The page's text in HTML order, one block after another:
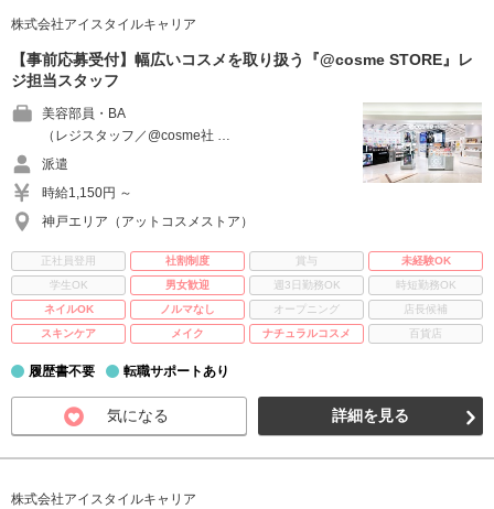
株式会社アイスタイルキャリア
【事前応募受付】幅広いコスメを取り扱う『@cosme STORE』レ
ジ担当スタッフ
美容部員・BA
（レジスタッフ／@cosme社 …
派遣
時給1,150円 ～
神戸エリア（アットコスメストア）
正社員登用 社割制度 賞与
未経験OK
学生OK
男女歓迎 週3日勤務OK
時短勤務OK
ネイルOK
ノルマなし オープニング
店長候補
スキンケア
メイク ナチュラルコスメ 百貨店
履歴書不要 転職サポートあり
気になる 詳細を見る
株式会社アイスタイルキャリア